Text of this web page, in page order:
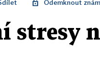
Odemknout
stresy